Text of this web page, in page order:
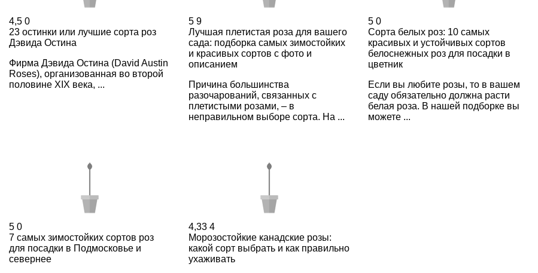
4,5 0
23 остинки или лучшие сорта роз
Дэвида Остина
Фирма Дэвида Остина (David Austin
Roses), организованная во второй
половине XIX века, ...
5 9
Лучшая плетистая роза для вашего
сада: подборка самых зимостойких
и красивых сортов с фото и
описанием
Причина большинства
разочарований, связанных с
плетистыми розами, – в
неправильном выборе сорта. На ...
5 0
Сорта белых роз: 10 самых
красивых и устойчивых сортов
белоснежных роз для посадки в
цветник
Если вы любите розы, то в вашем
саду обязательно должна расти
белая роза. В нашей подборке вы
можете ...
5 0
7 самых зимостойких сортов роз
для посадки в Подмосковье и
севернее
4,33 4
Морозостойкие канадские розы:
какой сорт выбрать и как правильно
ухаживать